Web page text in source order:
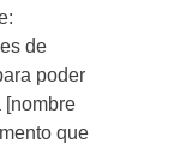
de
poder
[nombre
que